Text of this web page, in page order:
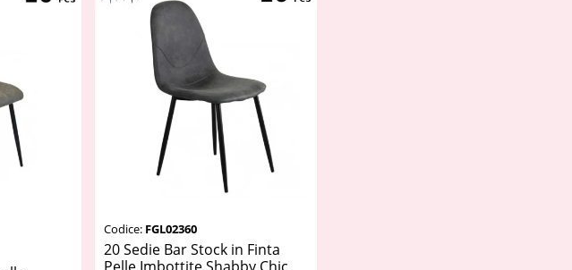
Codice: FGL02360
20 Sedie Bar Stock in Finta